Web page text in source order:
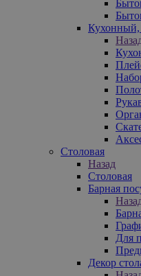
Кухонный,
Столовая
Назад
Столовая
Барная
Для
Декор